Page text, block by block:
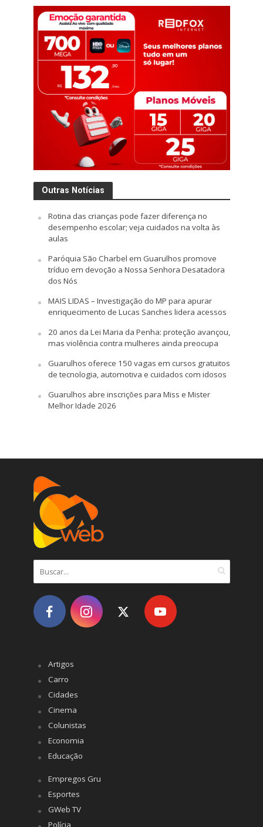
Outras Notícias
Rotina das crianças pode fazer diferença no
desempenho escolar; veja cuidados na volta às
aulas
Paróquia São Charbel em Guarulhos promove
tríduo em devoção a Nossa Senhora Desatadora
dos Nós
MAIS LIDAS – Investigação do MP para apurar
enriquecimento de Lucas Sanches lidera acessos
20 anos da Lei Maria da Penha: proteção avançou,
mas violência contra mulheres ainda preocupa
Guarulhos oferece 150 vagas em cursos gratuitos
de tecnologia, automotiva e cuidados com idosos
Guarulhos abre inscrições para Miss e Mister
Melhor Idade 2026
Artigos
Carro
Cidades
Cinema
Colunistas
Economia
Educação
Empregos Gru
Esportes
GWeb TV
Polícia